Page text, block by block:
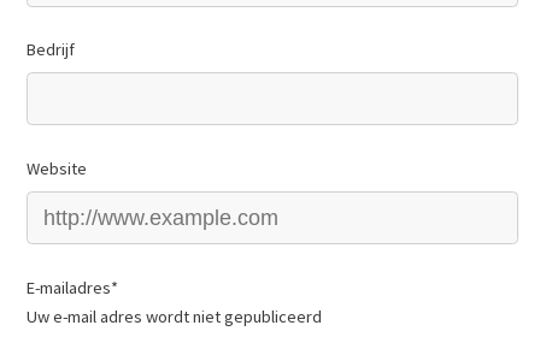
Bedrijf
Website
E-mailadres*
Uw e-mail adres wordt niet gepubliceerd